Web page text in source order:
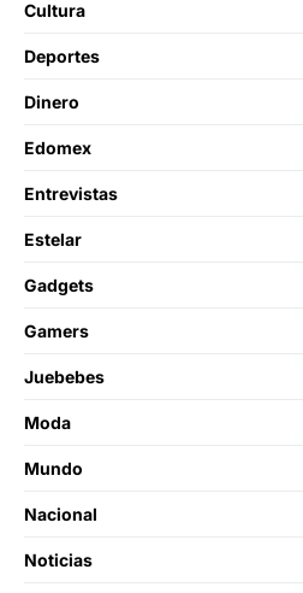
Cultura
Deportes
Dinero
Edomex
Entrevistas
Estelar
Gadgets
Gamers
Juebebes
Moda
Mundo
Nacional
Noticias